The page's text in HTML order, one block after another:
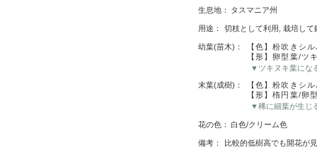
生息地： タスマニア州
用途： 切枝として利用, 栽培し
幼葉(苗木)：
【色】粉吹きシ
【形】卵型葉/ツ
▼ツキヌキ葉にな
末葉(成樹)：
【色】粉吹きシ
【形】楕円葉/卵
▼稀に細葉が生じ
花の色： 白色/クリーム色
備考： 比較的低樹高でも開花が